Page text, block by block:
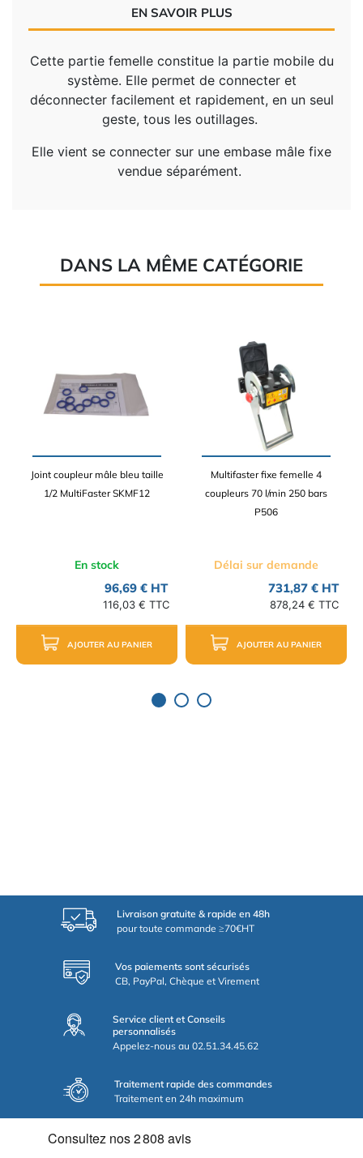
EN SAVOIR PLUS
Cette partie femelle constitue la partie mobile du
système. Elle permet de connecter et
déconnecter facilement et rapidement, en un seul
geste, tous les outillages.
Elle vient se connecter sur une embase mâle fixe
vendue séparément.
DANS LA MÊME CATÉGORIE
Joint coupleur mâle bleu taille
1/2 MultiFaster SKMF12
En stock
96,69 € HT
116,03 € TTC
AJOUTER AU PANIER
Multifaster fixe femelle 4
coupleurs 70 l/min 250 bars
P506
Délai sur demande
731,87 € HT
878,24 € TTC
AJOUTER AU PANIER
Livraison gratuite & rapide en 48h
pour toute commande ≥70€HT
Vos paiements sont sécurisés
CB, PayPal, Chèque et Virement
Service client et Conseils
personnalisés
Appelez-nous au 02.51.34.45.62
Traitement rapide des commandes
Traitement en 24h maximum